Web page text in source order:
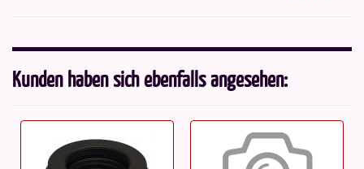
Kunden haben sich ebenfalls angesehen: